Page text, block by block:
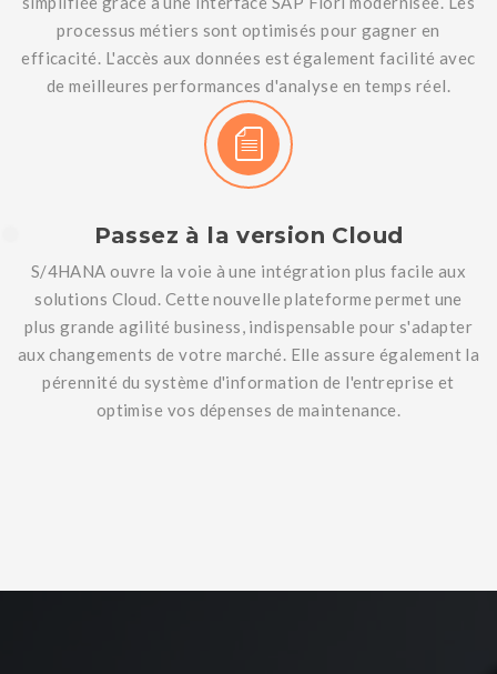
processus métiers sont optimisés pour gagner en
efficacité. L'accès aux données est également facilité avec
de meilleures performances d'analyse en temps réel.
Passez à la version Cloud
S/4HANA ouvre la voie à une intégration plus facile aux
solutions Cloud. Cette nouvelle plateforme permet une
plus grande agilité business, indispensable pour s'adapter
aux changements de votre marché. Elle assure également la
pérennité du système d'information de l'entreprise et
optimise vos dépenses de maintenance.